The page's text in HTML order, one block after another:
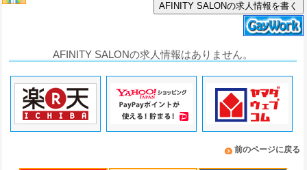
AFINITY SALONの求人情報を書く
AFINITY SALONの求人情報はありません。
前のページに戻る